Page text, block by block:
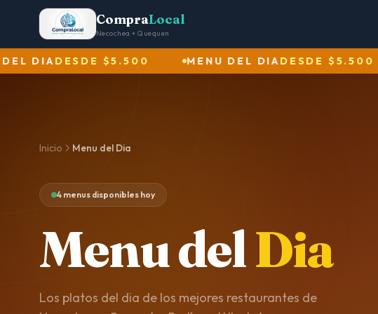
CompraLocal
Necochea + Quequen
DIA DESDE $5.500 MENU DEL DIA DESDE $5.500
Inicio Menu del Dia
4 menus disponibles hoy
Menu delDia
Los platos del dia de los mejores restaurantes de